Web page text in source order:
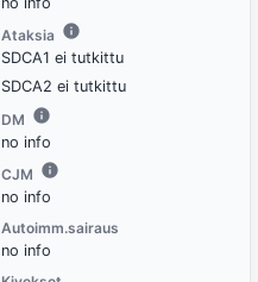
Ataksia
SDCA1 ei tutkittu
SDCA2 ei tutkittu
DM
no info
CJM
no info
Autoimm.sairaus
no info